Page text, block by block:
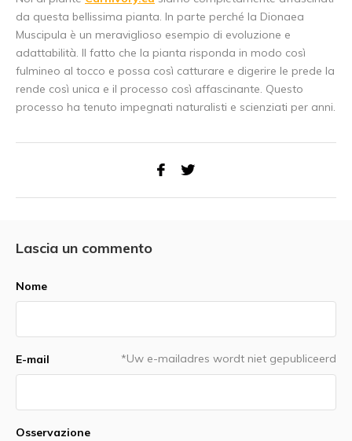
da questa bellissima pianta. In parte perché la Dionaea
Muscipula è un meraviglioso esempio di evoluzione e
adattabilità. Il fatto che la pianta risponda in modo così
fulmineo al tocco e possa così catturare e digerire le prede la
rende così unica e il processo così affascinante. Questo
processo ha tenuto impegnati naturalisti e scienziati per anni.
Lascia un commento
Nome
E-mail *Uw e-mailadres wordt niet gepubliceerd
Osservazione